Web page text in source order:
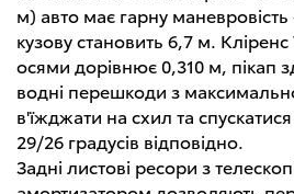
м) авто має гарну
кузову становить 6,7 м.
осями дорівнює 0,310 м, пікап
водні перешкоди з
в'їжджати на схил та
29/26 градусів відповідно.
Задні листові ресори з